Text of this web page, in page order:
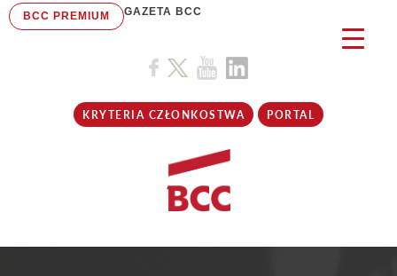
BCC PREMIUM GAZETA BCC
KRYTERIA CZŁONKOSTWA PORTAL